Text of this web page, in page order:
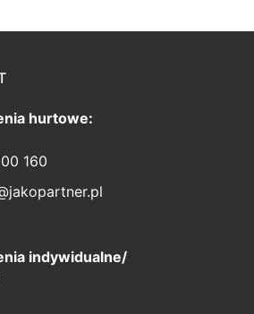
hurtowe:
160
indywidualne/